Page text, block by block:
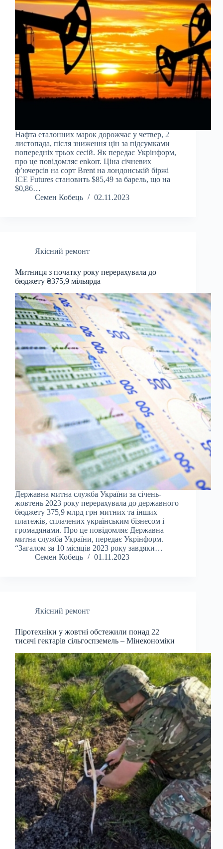
Нафта еталонних марок дорожчає у четвер, 2
листопада, після зниження цін за підсумками
попередніх трьох сесій. Як передає Укрінформ,
про це повідомляє enkorr. Ціна січневих
ф’ючерсів на сорт Brent на лондонській біржі
ICE Futures становить $85,49 за барель, що на
$0,86…
Семен Кобець
02.11.2023
Якісний ремонт
Митниця з початку року перерахувала до
бюджету ₴375,9 мільярда
Державна митна служба України за січень-
жовтень 2023 року перерахувала до державного
бюджету 375,9 млрд грн митних та інших
платежів, сплачених українським бізнесом і
громадянами. Про це повідомляє Державна
митна служба України, передає Укрінформ.
“Загалом за 10 місяців 2023 року завдяки…
Семен Кобець
01.11.2023
Якісний ремонт
Піротехніки у жовтні обстежили понад 22
тисячі гектарів сільгоспземель – Мінекономіки